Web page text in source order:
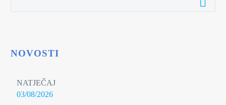
NOVOSTI
NATJEČAJ
03/08/2026